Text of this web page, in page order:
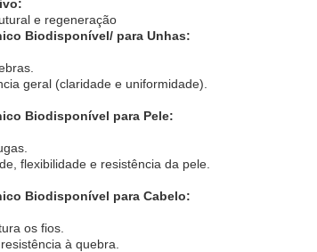
e regeneração
Biodisponível/ para Unhas:
geral (claridade e uniformidade).
Biodisponível para Pele:
flexibilidade e resistência da pele.
Biodisponível para Cabelo:
os fios.
à quebra.